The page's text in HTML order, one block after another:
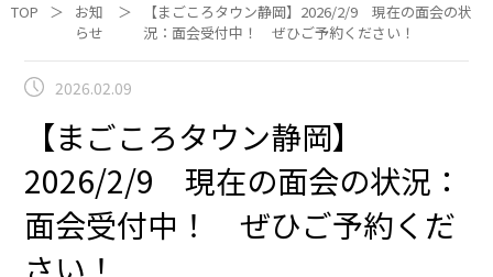
TOP ＞
お知
らせ
＞
【まごころタウン静岡】2026/2/9 現在の面会の状
況：面会受付中！ ぜひご予約ください！
2026.02.09
【まごころタウン静岡】
2026/2/9 現在の面会の状況：
面会受付中！ ぜひご予約くだ
さい！